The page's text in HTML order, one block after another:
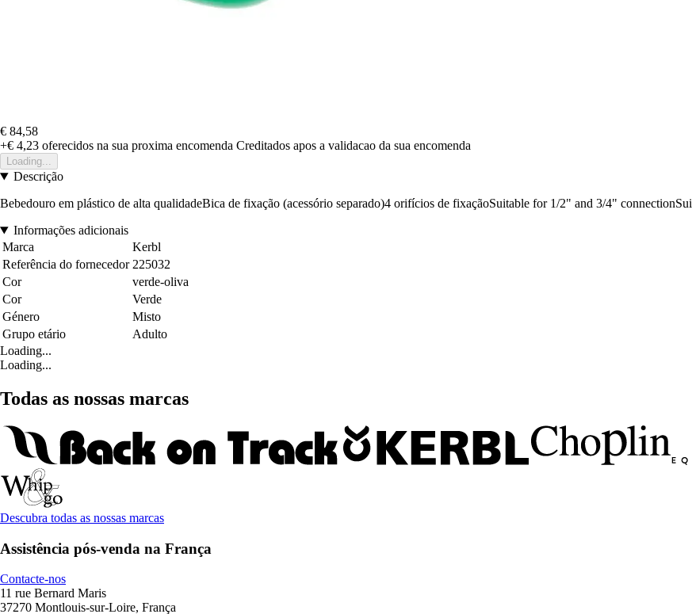
€ 84,58
+€ 4,23 oferecidos na sua proxima encomenda Creditados apos a validacao da sua encomenda
Loading...
Descrição
Bebedouro em plástico de alta qualidadeBica de fixação (acessório separado)4 orifícios de fixaçãoSuitable for 1/2" and 3/4"
Informações adicionais
Marca
Kerbl
Referência do fornecedor 225032
Cor
verde-oliva
Cor
Verde
Género
Misto
Grupo etário
Adulto
Loading...
Loading...
Todas as nossas marcas
Descubra todas as nossas marcas
Assistência pós-venda na França
Contacte-nos
11 rue Bernard Maris
37270 Montlouis-sur-Loire, França